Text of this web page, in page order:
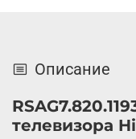
Описание
телевизора